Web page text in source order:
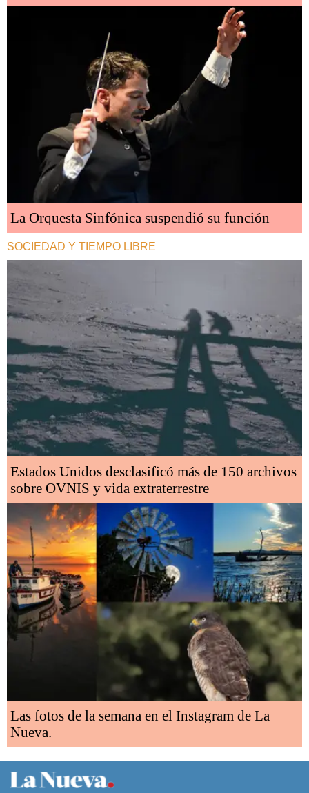
La Orquesta Sinfónica suspendió su función
SOCIEDAD Y TIEMPO LIBRE
Estados Unidos desclasificó más de 150 archivos
sobre OVNIS y vida extraterrestre
Las fotos de la semana en el Instagram de La
Nueva.